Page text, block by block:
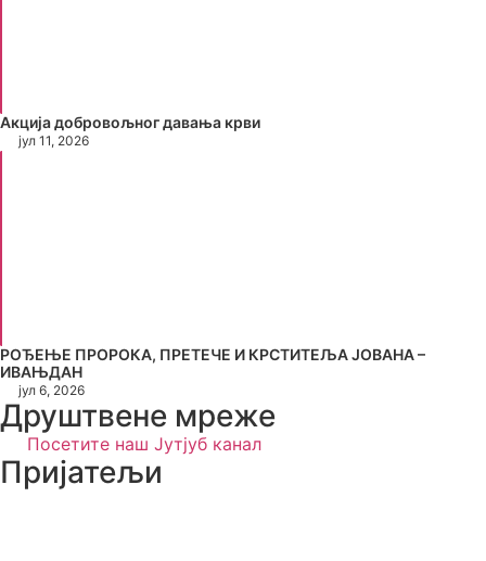
Акција добровољног давања крви
јул 11, 2026
РОЂЕЊЕ ПРОРОКА, ПРЕТЕЧЕ И КРСТИТЕЉА ЈОВАНА –
ИВАЊДАН
јул 6, 2026
Друштвене мреже
Посетите наш Јутјуб канал
Пријатељи